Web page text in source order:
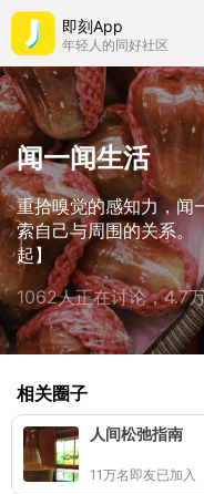
即刻App
年轻人的同好社区
闻一闻生活
重拾嗅觉的感知力，闻
索自己与周围的关系
起】
1062人正在讨论，4.7
相关圈子
人间松弛指南
11万名即友已加入